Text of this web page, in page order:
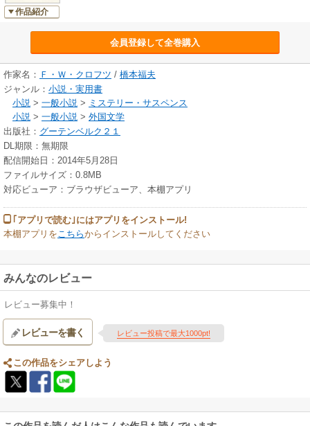
作品紹介
会員登録して全巻購入
作家名： Ｆ・Ｗ・クロフツ / 橋本福夫
ジャンル： 小説・実用書
小説 > 一般小説 > ミステリー・サスペンス
小説 > 一般小説 > 外国文学
出版社： グーテンベルク２１
DL期限：無期限
配信開始日：2014年5月28日
ファイルサイズ：0.8MB
対応ビューア：ブラウザビューア、本棚アプリ
｢アプリで読む｣にはアプリをインストール!
本棚アプリを こちらからインストールしてください
みんなのレビュー
レビュー募集中！
レビューを書く レビュー投稿で最大1000pt!
この作品をシェアしよう